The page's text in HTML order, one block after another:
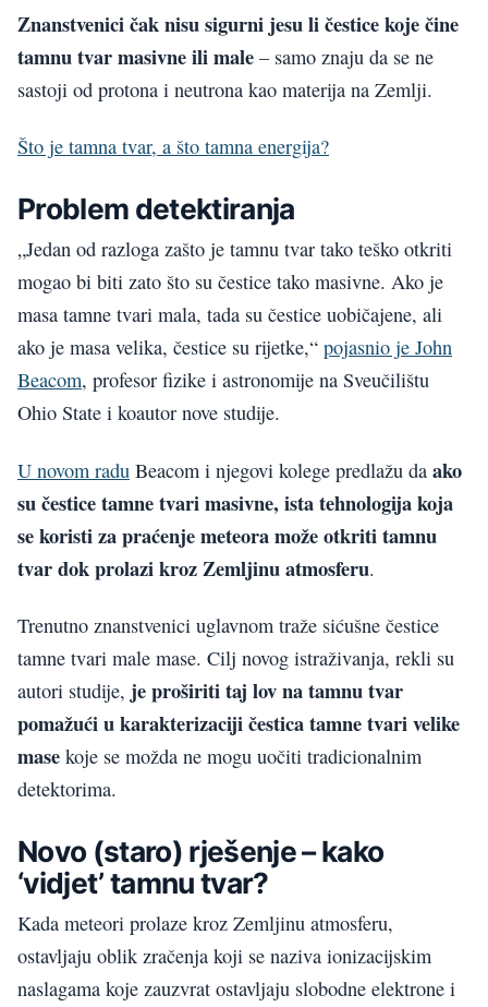
Znanstvenici čak nisu sigurni jesu li čestice koje čine
tamnu tvar masivne ili male – samo znaju da se ne
sastoji od protona i neutrona kao materija na Zemlji.
Što je tamna tvar, a što tamna energija?
Problem detektiranja
„Jedan od razloga zašto je tamnu tvar tako teško otkriti
mogao bi biti zato što su čestice tako masivne. Ako je
masa tamne tvari mala, tada su čestice uobičajene, ali
ako je masa velika, čestice su rijetke,“ pojasnio je John
Beacom, profesor fizike i astronomije na Sveučilištu
Ohio State i koautor nove studije.
U novom radu Beacom i njegovi kolege predlažu da ako
su čestice tamne tvari masivne, ista tehnologija koja
se koristi za praćenje meteora može otkriti tamnu
tvar dok prolazi kroz Zemljinu atmosferu.
Trenutno znanstvenici uglavnom traže sićušne čestice
tamne tvari male mase. Cilj novog istraživanja, rekli su
autori studije, je proširiti taj lov na tamnu tvar
pomažući u karakterizaciji čestica tamne tvari velike
mase koje se možda ne mogu uočiti tradicionalnim
detektorima.
Novo (staro) rješenje – kako
‘vidjet’ tamnu tvar?
Kada meteori prolaze kroz Zemljinu atmosferu,
ostavljaju oblik zračenja koji se naziva ionizacijskim
naslagama koje zauzvrat ostavljaju slobodne elektrone i